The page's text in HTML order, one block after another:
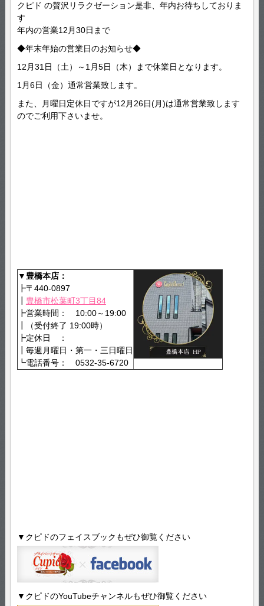
クピド の贅沢リラクゼーション是非、年内お待ちしておりま
す
年内の営業12月30日まで
◆年末年始の営業日のお知らせ◆
12月31日（土）～1月5日（木）まで休業日となります。
1月6日（金）通常営業致します。
また、月曜日定休日ですが12月26日(月)は通常営業致します
のでご利用下さいませ。
▼豊橋本店：
┣〒440-0897
豊橋市松葉町3丁目84
┣営業時間： 10:00～19:00
┃（受付終了 19:00時）
┣定休日 ：
┃毎週月曜日・第一・三日曜日
┗電話番号： 0532-35-6720
▼クピドのフェイスブックもぜひ御覧ください
▼クピドのYouTubeチャンネルもぜひ御覧ください